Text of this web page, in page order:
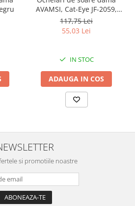
AVAMSI, Cat-Eye JF-2059,
Rosu
117,75 Lei
55,03 Lei
IN STOC
ADAUGA IN COS
si promotiile noastre